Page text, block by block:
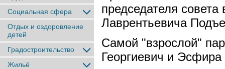
Социальная сфера
Отдых и оздоровление
детей
Градостроительство
Жильё
председателя
Лаврентьевича
Самой "взрослой"
Георгиевич и